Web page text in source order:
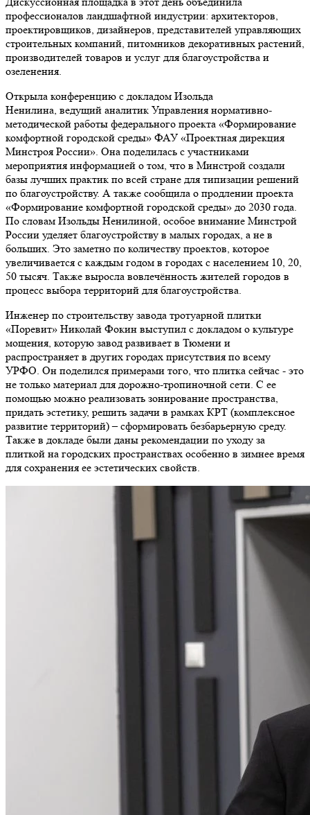
профессионалов ландшафтной индустрии: архитекторов,
проектировщиков, дизайнеров, представителей управляющих
строительных компаний, питомников декоративных растений,
производителей товаров и услуг для благоустройства и
озеленения.
Открыла конференцию с докладом Изольда
Ненилина, ведущий аналитик Управления нормативно-
методической работы федерального проекта «Формирование
комфортной городской среды» ФАУ «Проектная дирекция
Минстроя России». Она поделилась с участниками
мероприятия информацией о том, что в Минстрой создали
базы лучших практик по всей стране для типизации решений
по благоустройству. А также сообщила о продлении проекта
«Формирование комфортной городской среды» до 2030 года.
По словам Изольды Ненилиной, особое внимание Минстрой
России уделяет благоустройству в малых городах, а не в
больших. Это заметно по количеству проектов, которое
увеличивается с каждым годом в городах с населением 10, 20,
50 тысяч. Также выросла вовлечённость жителей городов в
процесс выбора территорий для благоустройства.
Инженер по строительству завода тротуарной плитки
«Поревит» Николай Фокин выступил с докладом о культуре
мощения, которую завод развивает в Тюмени и
распространяет в других городах присутствия по всему
УРФО. Он поделился примерами того, что плитка сейчас - это
не только материал для дорожно-тропиночной сети. С ее
помощью можно реализовать зонирование пространства,
придать эстетику, решить задачи в рамках КРТ (комплексное
развитие территорий) – сформировать безбарьерную среду.
Также в докладе были даны рекомендации по уходу за
плиткой на городских пространствах особенно в зимнее время
для сохранения ее эстетических свойств.